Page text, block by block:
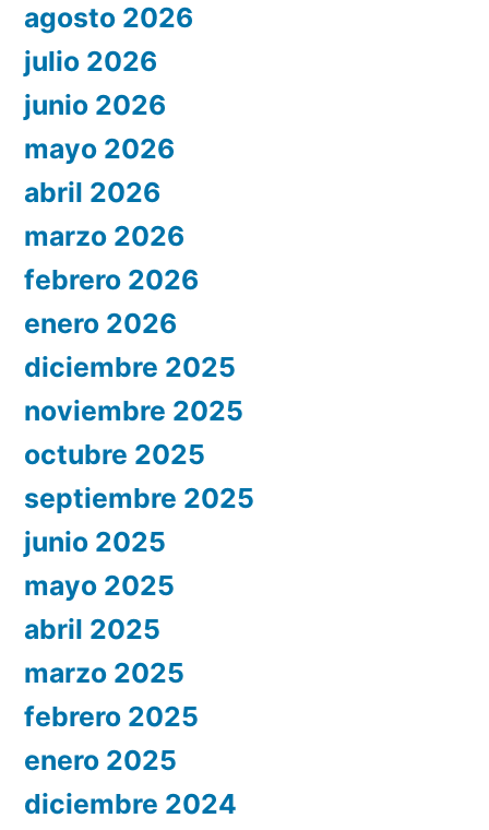
agosto 2026
julio 2026
junio 2026
mayo 2026
abril 2026
marzo 2026
febrero 2026
enero 2026
diciembre 2025
noviembre 2025
octubre 2025
septiembre 2025
junio 2025
mayo 2025
abril 2025
marzo 2025
febrero 2025
enero 2025
diciembre 2024